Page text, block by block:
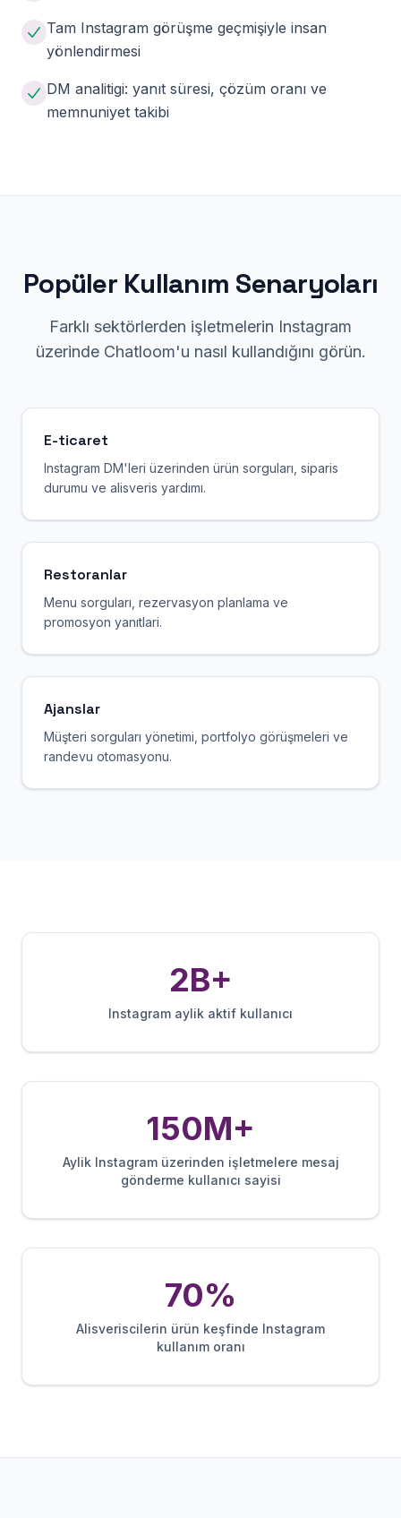
Tam Instagram görüşme geçmişiyle insan
yönlendirmesi
DM analitigi: yanıt süresi, çözüm oranı ve
memnuniyet takibi
Popüler Kullanım Senaryoları
Farklı sektörlerden işletmelerin Instagram
üzerinde Chatloom'u nasıl kullandığını görün.
E-ticaret
Instagram DM'leri üzerinden ürün sorguları, siparis
durumu ve alisveris yardımı.
Restoranlar
Menu sorguları, rezervasyon planlama ve
promosyon yanıtlari.
Ajanslar
Müşteri sorguları yönetimi, portfolyo görüşmeleri ve
randevu otomasyonu.
2B+
Instagram aylik aktif kullanıcı
150M+
Aylik Instagram üzerinden işletmelere mesaj
gönderme kullanıcı sayisi
70%
Alisveriscilerin ürün keşfinde Instagram
kullanım oranı